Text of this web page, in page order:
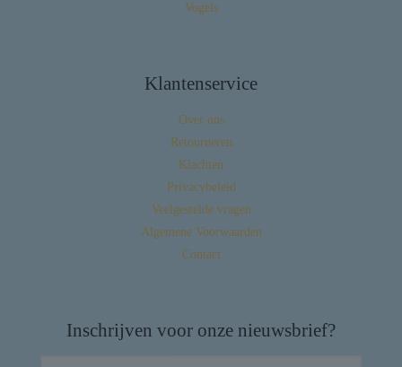
Vogels
Klantenservice
Over ons
Retourneren
Klachten
Privacybeleid
Veelgestelde vragen
Algemene Voorwaarden
Contact
Inschrijven voor onze nieuwsbrief?